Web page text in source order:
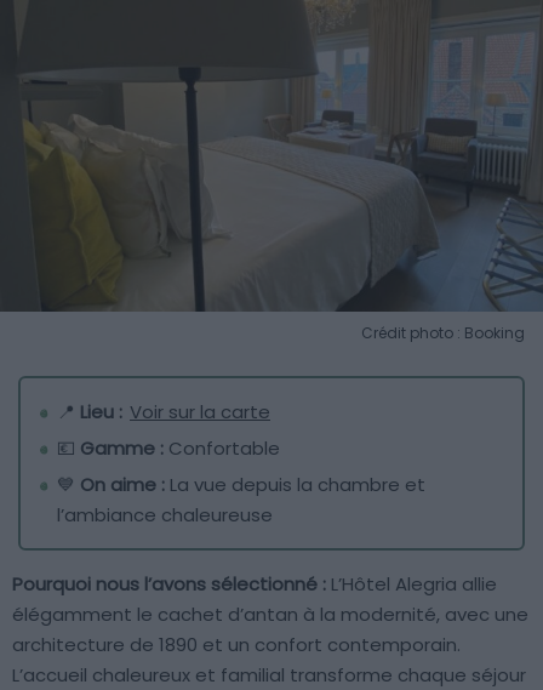
Crédit photo : Booking
📍 Lieu : Voir sur la carte
💶 Gamme : Confortable
💙 On aime : La vue depuis la chambre et
l’ambiance chaleureuse
Pourquoi nous l’avons sélectionné : L’Hôtel Alegria allie
élégamment le cachet d’antan à la modernité, avec une
architecture de 1890 et un confort contemporain.
L’accueil chaleureux et familial transforme chaque séjour